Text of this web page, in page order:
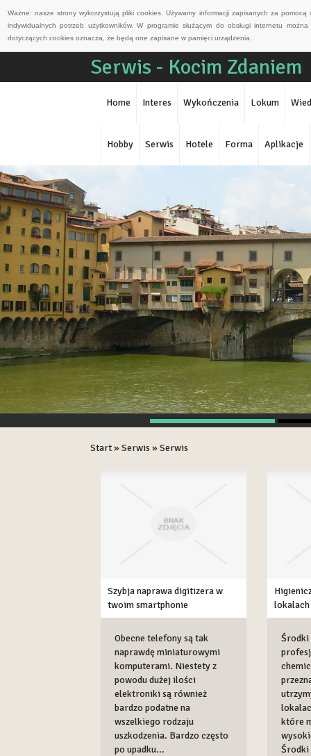
Ważne: nasze strony wykorzystują pliki cookies. Używamy informacji zapisanych za
indywidualnych potrzeb użytkowników. W programie służącym do obsługi internetu
dotyczących cookies oznacza, że będą one zapisane w pamięci urządzenia.
Serwis - Kocim Zdaniem
Home Interes Wykończenia Lokum
Hobby Serwis Hotele Forma Aplikacje
Start»Serwis »Serwis
Szybja naprawa digitizera w
twoim smartphonie
Obecne telefony są tak
naprawdę miniaturowymi
komputerami. Niestety z
powodu dużej ilości
elektroniki są również
bardzo podatne na
wszelkiego rodzaju
uszkodzenia. Bardzo często
po upadku...
Środki
które
Środki